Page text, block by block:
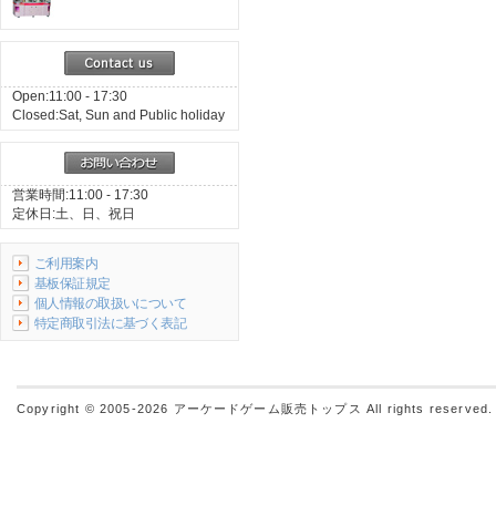
Open:11:00 - 17:30
Closed:Sat, Sun and Public holiday
営業時間:11:00 - 17:30
定休日:土、日、祝日
ご利用案内
基板保証規定
個人情報の取扱いについて
特定商取引法に基づく表記
Copyright © 2005-2026 アーケードゲーム販売トップス All rights reserved.